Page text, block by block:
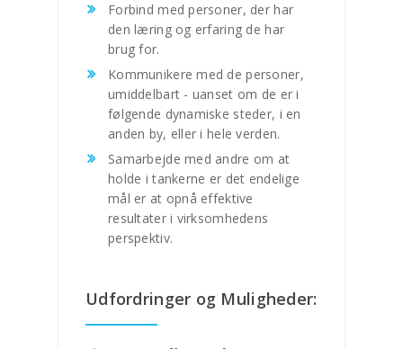
Forbind med personer, der har
den læring og erfaring de har
brug for.
Kommunikere med de personer,
umiddelbart - uanset om de er i
følgende dynamiske steder, i en
anden by, eller i hele verden.
Samarbejde med andre om at
holde i tankerne er det endelige
mål er at opnå effektive
resultater i virksomhedens
perspektiv.
Udfordringer og Muligheder: